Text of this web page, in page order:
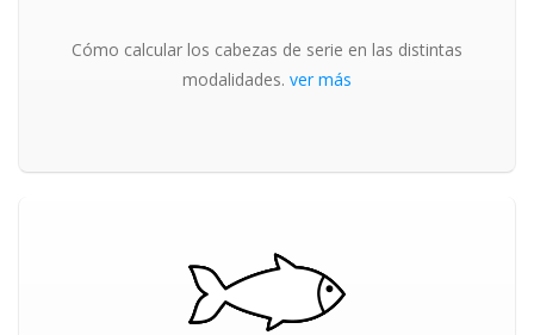
Cómo calcular los cabezas de serie en las distintas
modalidades. ver más